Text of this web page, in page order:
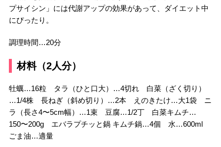
プサイシン」には代謝アップの効果があって、ダイエット中
にぴったり。
調理時間…20分
材料（2人分）
牡蠣…16粒 タラ（ひと口大）…4切れ 白菜（ざく切り）
…1/4株 長ねぎ（斜め切り）…2本 えのきたけ…大1袋 ニ
ラ（長さ4〜5cm幅）…1束 豆腐…1/2丁 白菜キムチ…
150〜200g エバラプチッと鍋 キムチ鍋…4個 水…600ml
ごま油…適量